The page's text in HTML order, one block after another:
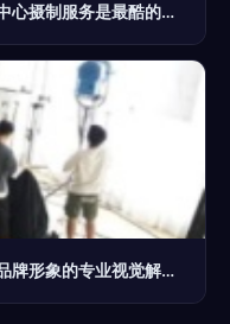
定格瞬间，玩转光影 为什么全媒体中心摄制服务是最酷的技能加成
石家庄商业摄影摄制服务 赋能企业品牌形象的专业视觉解决方案